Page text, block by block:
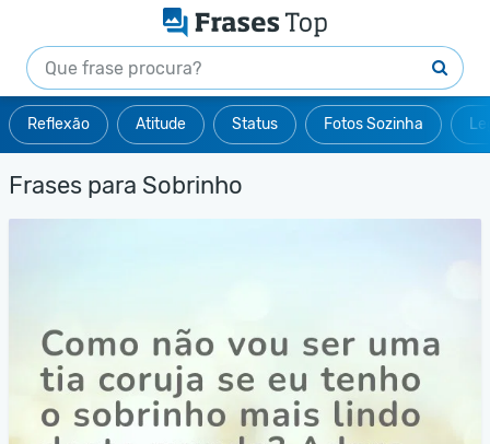
Reflexão Atitude Status Fotos Sozinha
Frases para Sobrinho